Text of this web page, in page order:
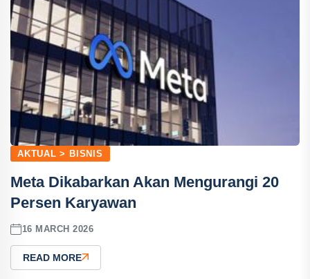
AKTUAL > BISNIS
Meta Dikabarkan Akan Mengurangi 20
Persen Karyawan
16 MARCH 2026
READ MORE